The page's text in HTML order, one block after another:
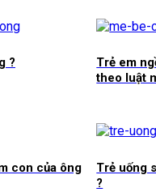
?
Trẻ em
theo luật
con của ông
Trẻ uống
?